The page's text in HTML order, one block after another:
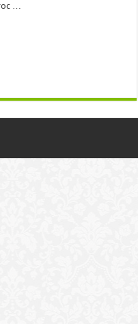
…